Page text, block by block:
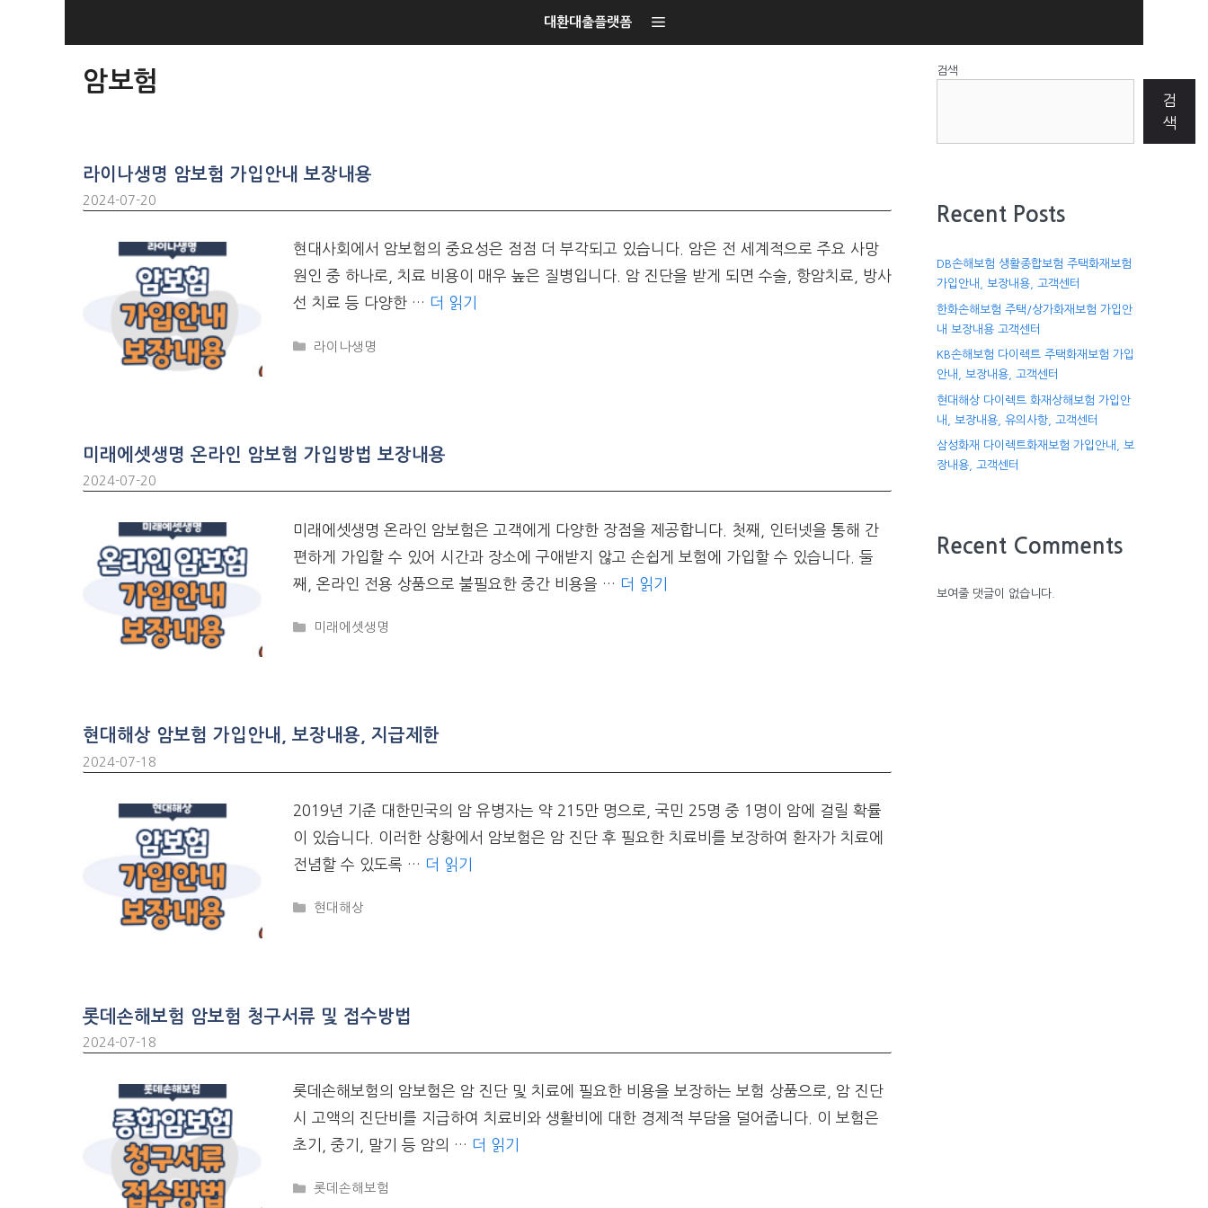
대환대출플랫폼
암보험
라이나생명 암보험 가입안내 보장내용
2024-07-20
현대사회에서 암보험의 중요성은 점점 더 부각되고 있습니다. 암은 전 세계적으로 주요 사망
원인 중 하나로, 치료 비용이 매우 높은 질병입니다. 암 진단을 받게 되면 수술, 항암치료, 방사
선 치료 등 다양한 … 더 읽기
CATEGORIES
라이나생명
미래에셋생명 온라인 암보험 가입방법 보장내용
2024-07-20
미래에셋생명 온라인 암보험은 고객에게 다양한 장점을 제공합니다. 첫째, 인터넷을 통해 간
편하게 가입할 수 있어 시간과 장소에 구애받지 않고 손쉽게 보험에 가입할 수 있습니다. 둘
째, 온라인 전용 상품으로 불필요한 중간 비용을 … 더 읽기
CATEGORIES
미래에셋생명
현대해상 암보험 가입안내, 보장내용, 지급제한
2024-07-18
2019년 기준 대한민국의 암 유병자는 약 215만 명으로, 국민 25명 중 1명이 암에 걸릴 확률
이 있습니다. 이러한 상황에서 암보험은 암 진단 후 필요한 치료비를 보장하여 환자가 치료에
전념할 수 있도록 … 더 읽기
CATEGORIES
현대해상
롯데손해보험 암보험 청구서류 및 접수방법
2024-07-18
롯데손해보험의 암보험은 암 진단 및 치료에 필요한 비용을 보장하는 보험 상품으로, 암 진단
시 고액의 진단비를 지급하여 치료비와 생활비에 대한 경제적 부담을 덜어줍니다. 이 보험은
초기, 중기, 말기 등 암의 … 더 읽기
CATEGORIES
롯데손해보험
검색
검
색
Recent Posts
DB손해보험 생활종합보험 주택화재보험
가입안내, 보장내용, 고객센터
한화손해보험 주택/상가화재보험 가입안
내 보장내용 고객센터
KB손해보험 다이렉트 주택화재보험 가입
안내, 보장내용, 고객센터
현대해상 다이렉트 화재상해보험 가입안
내, 보장내용, 유의사항, 고객센터
삼성화재 다이렉트화재보험 가입안내, 보
장내용, 고객센터
Recent Comments
보여줄 댓글이 없습니다.